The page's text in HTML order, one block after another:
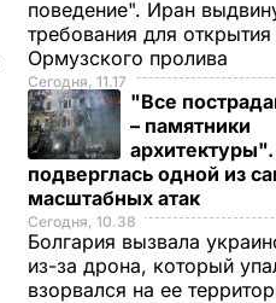
поведение". Иран
требования для открытия
Ормузского пролива
Сегодня, 11.17
"Все
– памятники
подверглась одной из
масштабных атак
Сегодня, 10.38
Болгария вызвала
из-за дрона, который
взорвался на ее